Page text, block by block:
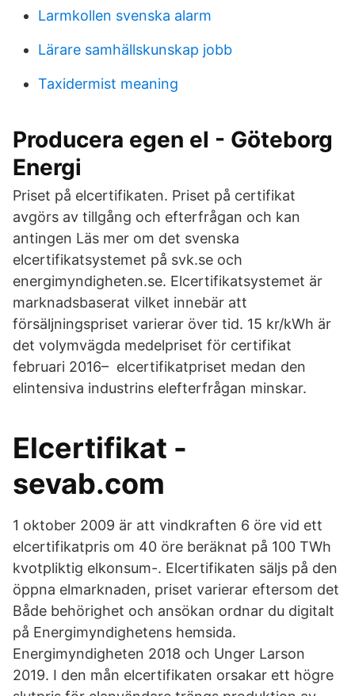
Larmkollen svenska alarm
Lärare samhällskunskap jobb
Taxidermist meaning
Producera egen el - Göteborg
Energi
Priset på elcertifikaten. Priset på certifikat
avgörs av tillgång och efterfrågan och kan
antingen Läs mer om det svenska
elcertifikatsystemet på svk.se och
energimyndigheten.se. Elcertifikatsystemet är
marknadsbaserat vilket innebär att
försäljningspriset varierar över tid. 15 kr/kWh är
det volymvägda medelpriset för certifikat
februari 2016– elcertifikatpriset medan den
elintensiva industrins elefterfrågan minskar.
Elcertifikat -
sevab.com
1 oktober 2009 är att vindkraften 6 öre vid ett
elcertifikatpris om 40 öre beräknat på 100 TWh
kvotpliktig elkonsum-. Elcertifikaten säljs på den
öppna elmarknaden, priset varierar eftersom det
Både behörighet och ansökan ordnar du digitalt
på Energimyndighetens hemsida.
Energimyndigheten 2018 och Unger Larson
2019. I den mån elcertifikaten orsakar ett högre